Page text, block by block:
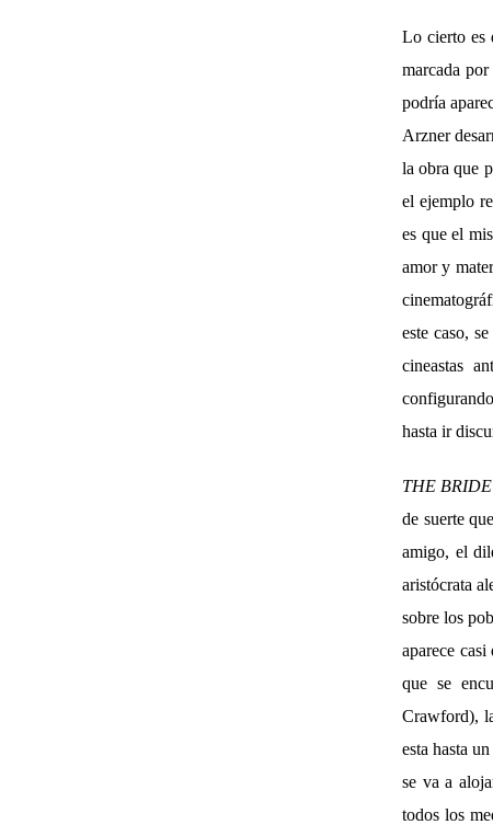
Lo cierto es
marcada
podría
Arzner
la obra que
el ejemplo
es que el
amor y
este caso,
cineastas
hasta ir
THE
de suerte
amigo, el
aristócrata
sobre los
aparece
que se
Crawford),
esta hasta
se va a
todos los